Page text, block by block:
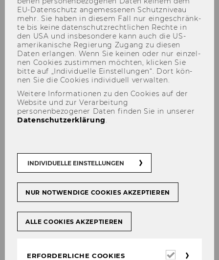
Alicja GRZADZIEL
EU-​Datenschutz an­ge­mes­se­nen Schutz­ni­veau
mehr. Sie haben in die­sem Fall nur ein­ge­schränk­
te bis keine da­ten­schutz­recht­li­chen Rech­te in
den USA und ins­be­son­de­re kann auch die US-​
amerikanische Re­gie­rung Zu­gang zu die­sen
Daten er­lan­gen. Wenn Sie kei­nen oder nur ein­zel­
nen Coo­kies zu­stim­men möch­ten, kli­cken Sie
bitte auf „In­di­vi­du­el­le Ein­stel­lun­gen“. Dort kön­
nen Sie die Coo­kies in­di­vi­du­ell ver­wal­ten.
Weitere Informationen zu den Cookies auf der
Website und zur Verarbeitung
personenbezogener Daten finden Sie in unserer
Datenschutzerklärung
INDIVIDUELLE EINSTELLUNGEN
NUR NOTWENDIGE COOKIES AKZEPTIEREN
ALLE COOKIES AKZEPTIEREN
ERFORDERLICHE COOKIES